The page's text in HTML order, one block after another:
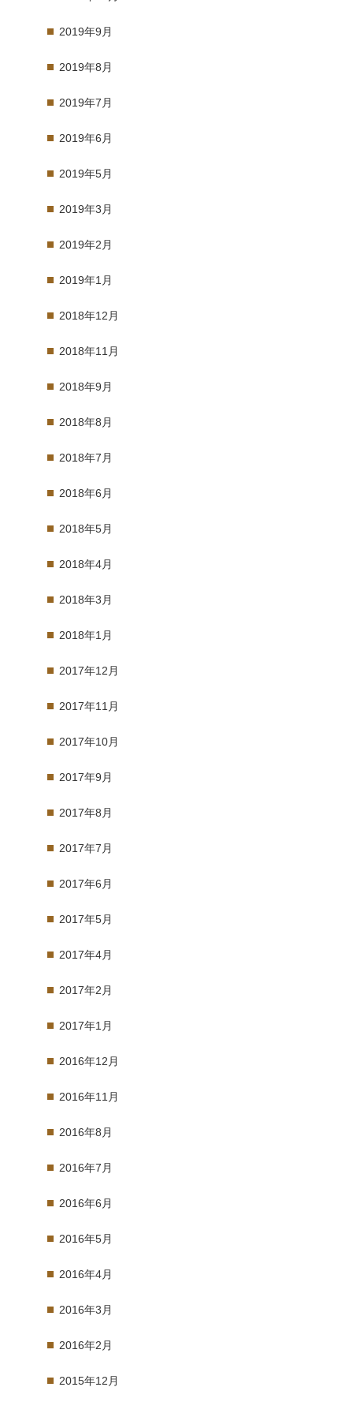
2019年9月
2019年8月
2019年7月
2019年6月
2019年5月
2019年3月
2019年2月
2019年1月
2018年12月
2018年11月
2018年9月
2018年8月
2018年7月
2018年6月
2018年5月
2018年4月
2018年3月
2018年1月
2017年12月
2017年11月
2017年10月
2017年9月
2017年8月
2017年7月
2017年6月
2017年5月
2017年4月
2017年2月
2017年1月
2016年12月
2016年11月
2016年8月
2016年7月
2016年6月
2016年5月
2016年4月
2016年3月
2016年2月
2015年12月